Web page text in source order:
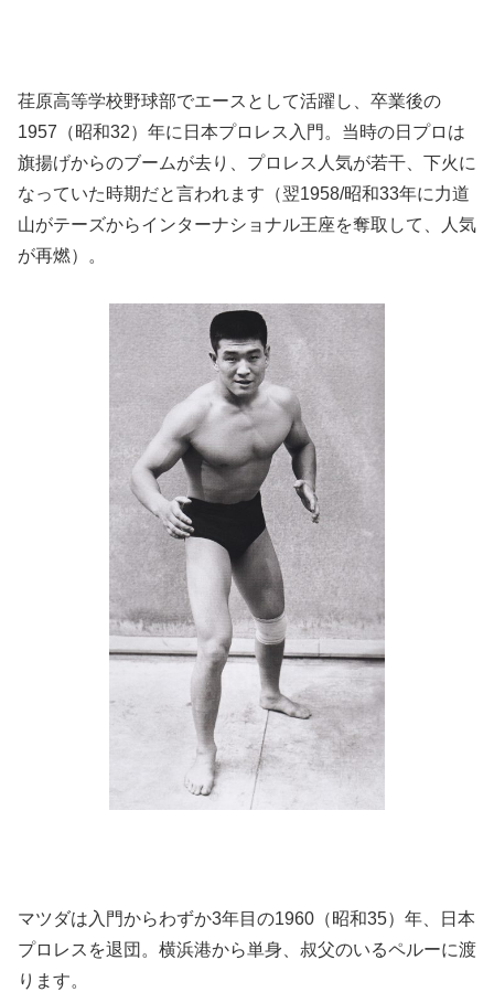
荏原高等学校野球部でエースとして活躍し、卒業後の
1957（昭和32）年に日本プロレス入門。当時の日プロは
旗揚げからのブームが去り、プロレス人気が若干、下火に
なっていた時期だと言われます（翌1958/昭和33年に力道
山がテーズからインターナショナル王座を奪取して、人気
が再燃）。
マツダは入門からわずか3年目の1960（昭和35）年、日本
プロレスを退団。横浜港から単身、叔父のいるペルーに渡
ります。